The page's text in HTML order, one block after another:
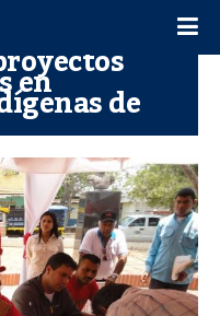
en de